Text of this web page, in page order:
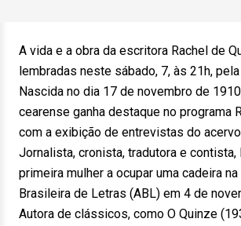
A vida e a obra da escritora Rachel de
lembradas neste sábado, 7, às 21h,
Nascida no dia 17 de novembro de
cearense ganha destaque no programa
com a exibição de entrevistas do
Jornalista, cronista, tradutora e contista,
primeira mulher a ocupar uma cadeira
Brasileira de Letras (ABL) em 4 de
Autora de clássicos, como O Quinze